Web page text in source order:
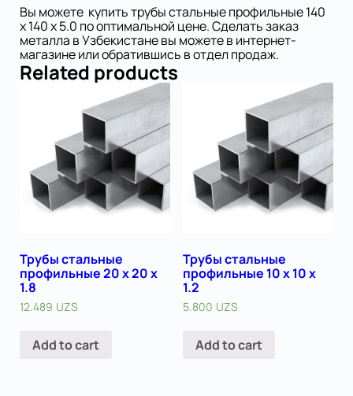
Вы можете купить трубы стальные профильные 140
х 140 х 5.0 по оптимальной цене. Сделать заказ
металла в Узбекистане вы можете в интернет-
магазине или обратившись в отдел продаж.
Related products
Трубы стальные
профильные 20 х 20 х
1.8
12.489 UZS
Add to cart
Трубы стальные
профильные 10 х 10 х
1.2
5.800 UZS
Add to cart